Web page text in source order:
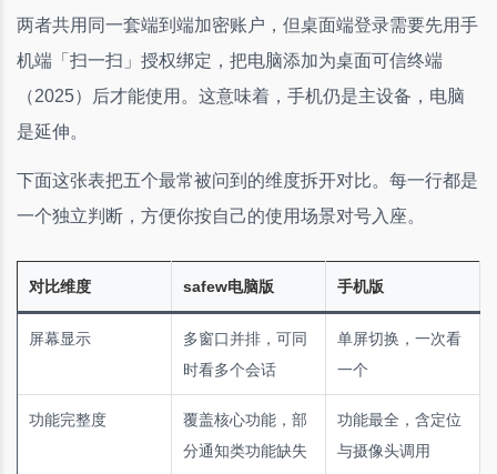
两者共用同一套端到端加密账户，但桌面端登录需要先用手
机端「扫一扫」授权绑定，把电脑添加为桌面可信终端
（2025）后才能使用。这意味着，手机仍是主设备，电脑
是延伸。
下面这张表把五个最常被问到的维度拆开对比。每一行都是
一个独立判断，方便你按自己的使用场景对号入座。
对比维度 safew电脑版 手机版
屏幕显示
多窗口并排，可同
时看多个会话
单屏切换，一次看
一个
功能完整度
覆盖核心功能，部
分通知类功能缺失
功能最全，含定位
与摄像头调用